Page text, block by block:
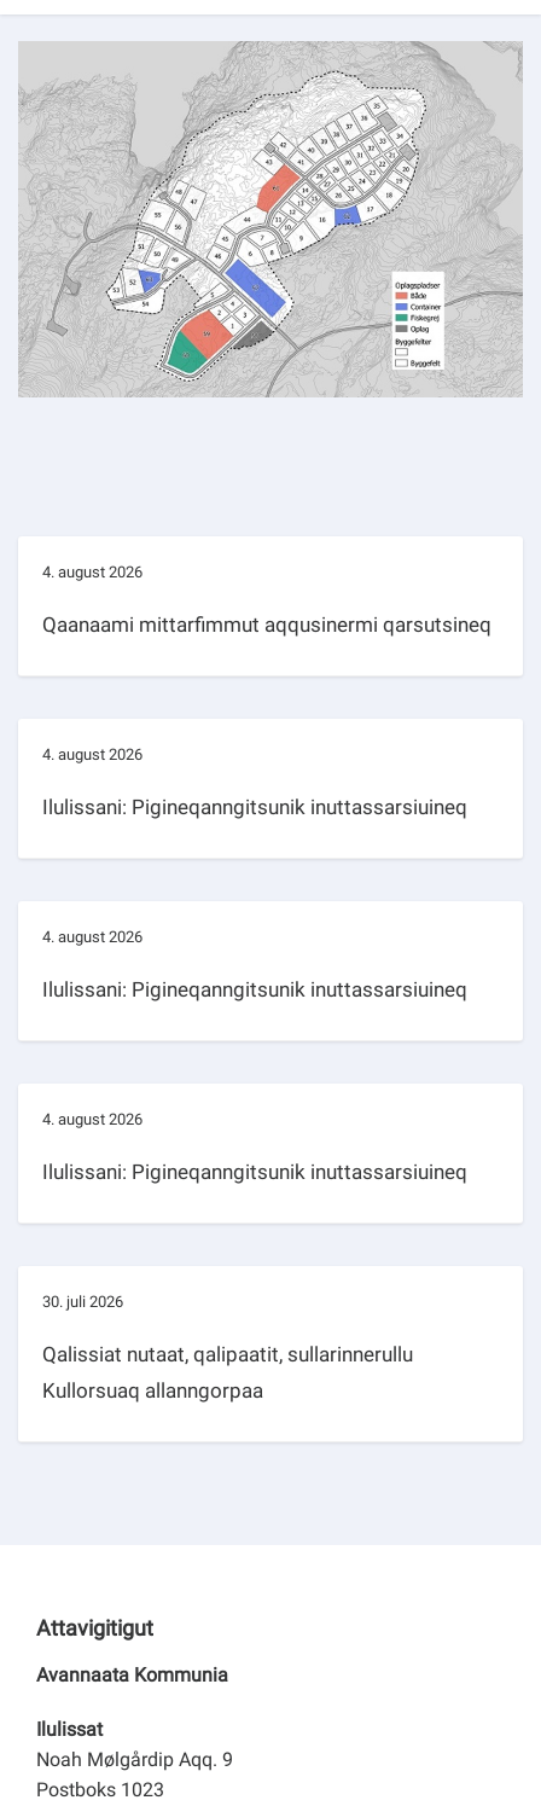
4. august 2026
Qaanaami mittarfimmut aqqusinermi qarsutsineq
4. august 2026
Ilulissani: Pigineqanngitsunik inuttassarsiuineq
4. august 2026
Ilulissani: Pigineqanngitsunik inuttassarsiuineq
4. august 2026
Ilulissani: Pigineqanngitsunik inuttassarsiuineq
30. juli 2026
Qalissiat nutaat, qalipaatit, sullarinnerullu
Kullorsuaq allanngorpaa
Attavigitigut
Avannaata Kommunia
Ilulissat
Noah Mølgårdip Aqq. 9
Postboks 1023